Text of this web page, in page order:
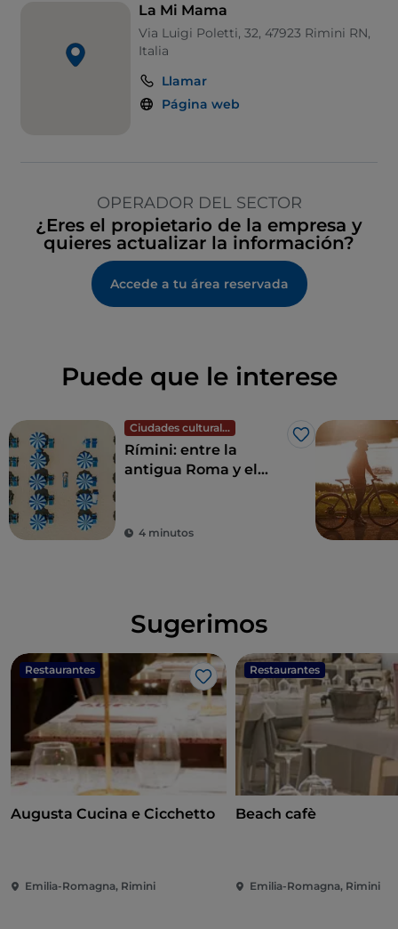
La Mi Mama
Via Luigi Poletti, 32, 47923 Rimini RN,
Italia
Llamar
Página web
OPERADOR DEL SECTOR
¿Eres el propietario de la empresa y
quieres actualizar la información?
Accede a tu área reservada
Puede que le interese
Ciudades culturales
Me gusta
Rímini: entre la
antigua Roma y el
4 minutos
Sugerimos
Restaurantes
Me gusta
Augusta Cucina e Cicchetto
Emilia-Romagna, Rimini
Restaurantes
Beach cafè
Emilia-Romagna, Rimini